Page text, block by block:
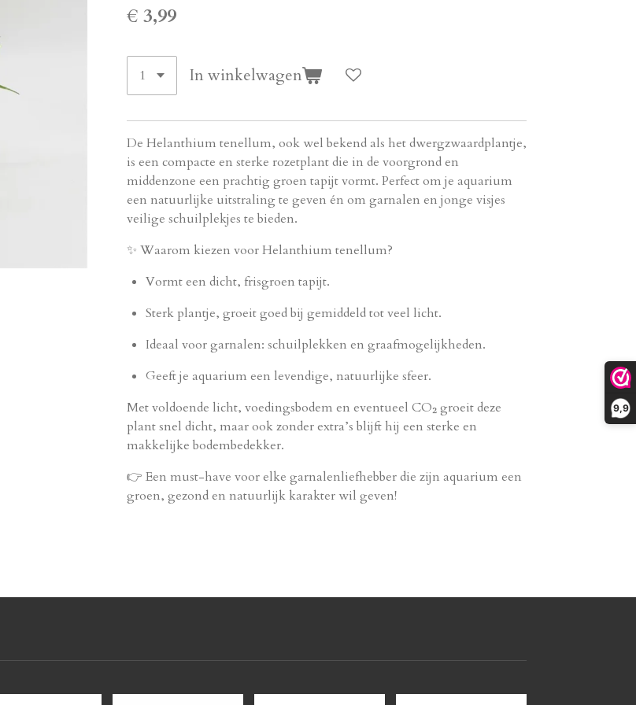
9,9
€ 3,99
In winkelwagen
De Helanthium tenellum, ook wel bekend als het dwergzwaardplantje,
is een compacte en sterke rozetplant die in de voorgrond en
middenzone een prachtig groen tapijt vormt. Perfect om je aquarium
een natuurlijke uitstraling te geven én om garnalen en jonge visjes
veilige schuilplekjes te bieden.
✨ Waarom kiezen voor Helanthium tenellum?
Vormt een dicht, frisgroen tapijt.
Sterk plantje, groeit goed bij gemiddeld tot veel licht.
Ideaal voor garnalen: schuilplekken en graafmogelijkheden.
Geeft je aquarium een levendige, natuurlijke sfeer.
Met voldoende licht, voedingsbodem en eventueel CO₂ groeit deze
plant snel dicht, maar ook zonder extra’s blijft hij een sterke en
makkelijke bodembedekker.
👉 Een must-have voor elke garnalenliefhebber die zijn aquarium een
groen, gezond en natuurlijk karakter wil geven!